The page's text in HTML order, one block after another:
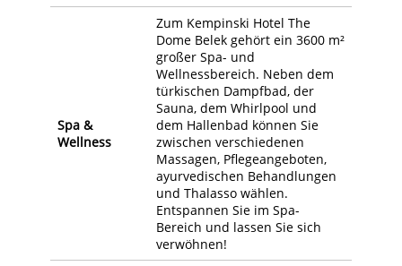
Spa &
Wellness
Zum Kempinski Hotel The
Dome Belek gehört ein 3600 m²
großer Spa- und
Wellnessbereich. Neben dem
türkischen Dampfbad, der
Sauna, dem Whirlpool und
dem Hallenbad können Sie
zwischen verschiedenen
Massagen, Pflegeangeboten,
ayurvedischen Behandlungen
und Thalasso wählen.
Entspannen Sie im Spa-
Bereich und lassen Sie sich
verwöhnen!